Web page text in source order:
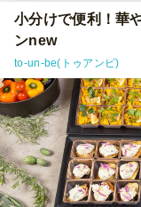
小分けで便利！華
ンnew
to-un-be(トゥアンビ)